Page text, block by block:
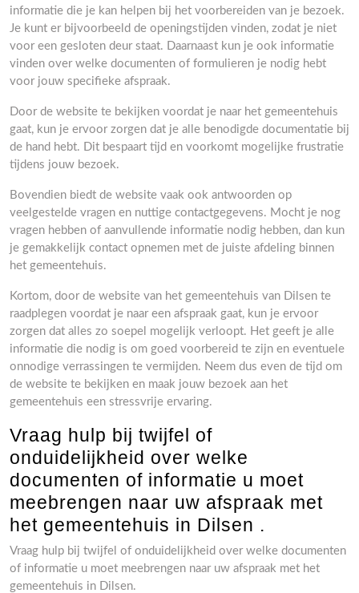
informatie die je kan helpen bij het voorbereiden van je bezoek.
Je kunt er bijvoorbeeld de openingstijden vinden, zodat je niet
voor een gesloten deur staat. Daarnaast kun je ook informatie
vinden over welke documenten of formulieren je nodig hebt
voor jouw specifieke afspraak.
Door de website te bekijken voordat je naar het gemeentehuis
gaat, kun je ervoor zorgen dat je alle benodigde documentatie bij
de hand hebt. Dit bespaart tijd en voorkomt mogelijke frustratie
tijdens jouw bezoek.
Bovendien biedt de website vaak ook antwoorden op
veelgestelde vragen en nuttige contactgegevens. Mocht je nog
vragen hebben of aanvullende informatie nodig hebben, dan kun
je gemakkelijk contact opnemen met de juiste afdeling binnen
het gemeentehuis.
Kortom, door de website van het gemeentehuis van Dilsen te
raadplegen voordat je naar een afspraak gaat, kun je ervoor
zorgen dat alles zo soepel mogelijk verloopt. Het geeft je alle
informatie die nodig is om goed voorbereid te zijn en eventuele
onnodige verrassingen te vermijden. Neem dus even de tijd om
de website te bekijken en maak jouw bezoek aan het
gemeentehuis een stressvrije ervaring.
Vraag hulp bij twijfel of
onduidelijkheid over welke
documenten of informatie u moet
meebrengen naar uw afspraak met
het gemeentehuis in Dilsen .
Vraag hulp bij twijfel of onduidelijkheid over welke documenten
of informatie u moet meebrengen naar uw afspraak met het
gemeentehuis in Dilsen.